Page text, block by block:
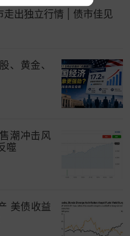
上周末曾介绍过，9月堪
份，而其实，类似的“9
也同样存在。
值为2%，这是全年表现
走出独立行情 | 债市佳见
、黄金、
潮冲击风
噬
美债收益